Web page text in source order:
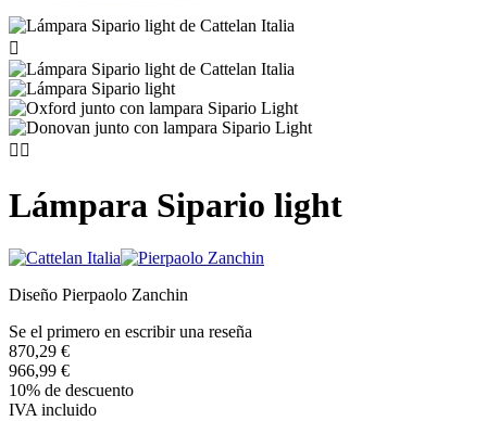

 
Lámpara Sipario light
Diseño Pierpaolo Zanchin
Se el primero en escribir una reseña
870,29 €
966,99 €
10% de descuento
IVA incluido